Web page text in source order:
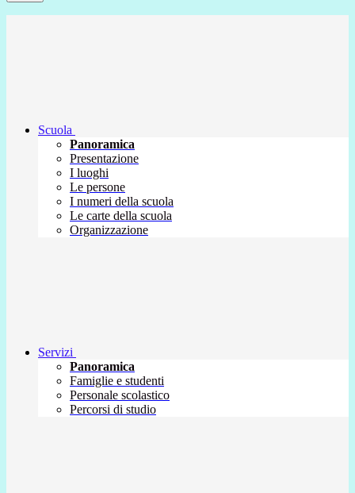
Scuola
Panoramica
Presentazione
I luoghi
Le persone
I numeri della scuola
Le carte della scuola
Organizzazione
Servizi
Panoramica
Famiglie e studenti
Personale scolastico
Percorsi di studio